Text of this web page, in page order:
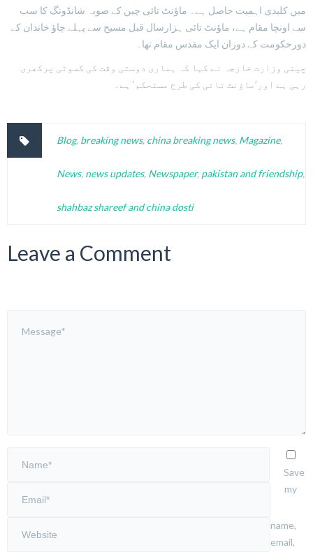
میں کلیدی اہمیت حاصل ہے۔ ماؤنٹ تائی چین کے صوبہ شانڈونگ کا سب
سے اونچا مقام ہے، ماؤنٹ تائی ہزارسال قبل مسیح سے پہلے چاؤ خاندان کے
دورحکومت کے دوران ایک مقدس مقام تھا۔
چینی وزارت خارجہ نے کہا کہ ہماری دوستی وقت کی کسوٹی پرکھری
رہی ہے اور’ماؤنٹ تائی کی طرح مستحکم‘ ہے۔
Blog, breaking news, china breaking news, Magazine,
News, news updates, Newspaper, pakistan and friendship,
shahbaz shareef and china dosti
Leave a Comment
Save
my
name,
email,